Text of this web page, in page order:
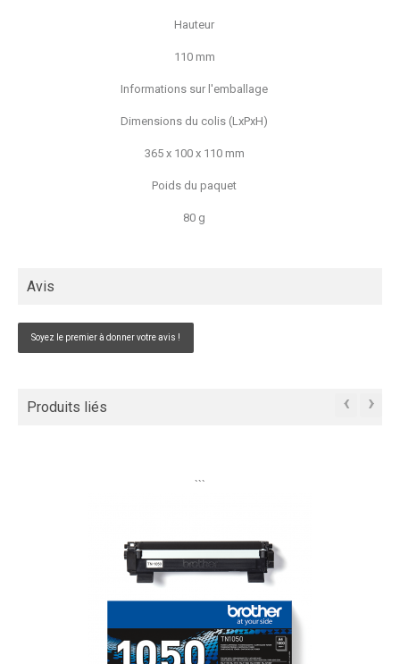
Hauteur
110 mm
Informations sur l'emballage
Dimensions du colis (LxPxH)
365 x 100 x 110 mm
Poids du paquet
80 g
Avis
Soyez le premier à donner votre avis !
Produits liés ‹ ›
```